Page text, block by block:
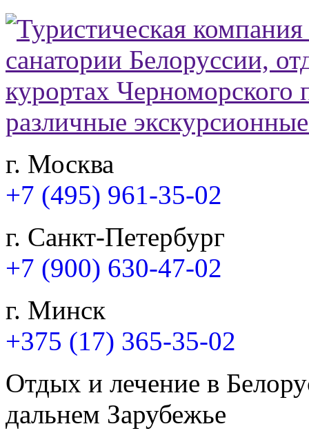
г. Москва
+7 (495) 961-35-02
г. Санкт-Петербург
+7 (900) 630-47-02
г. Минск
+375 (17) 365-35-02
Отдых и лечение в
дальнем Зарубежье